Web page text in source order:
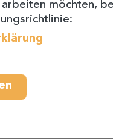
möchten,